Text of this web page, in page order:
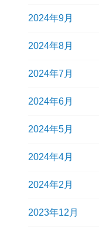
2024年9月
2024年8月
2024年7月
2024年6月
2024年5月
2024年4月
2024年2月
2023年12月